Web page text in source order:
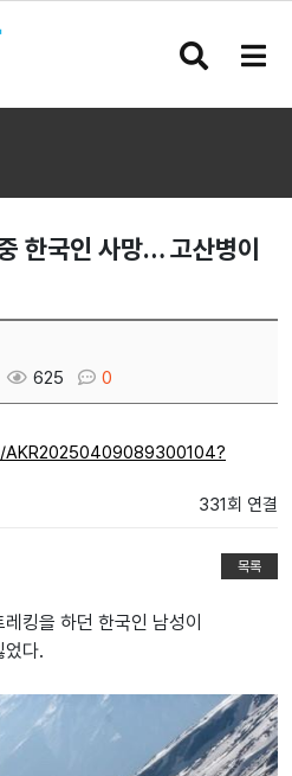
검
버
메
버
한국인 사망… 고산병이
625 0
331회 연결
목록
킹을 하던 한국인 남성이
었다.